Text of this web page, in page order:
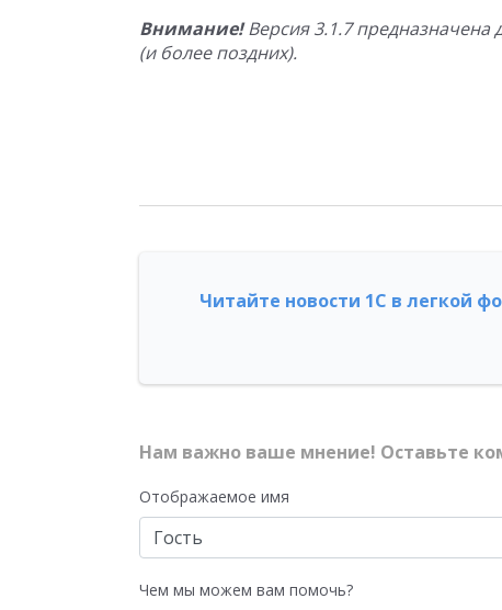
Внимание!Версия 3.1.7 предназначена
(и более поздних).
Читайте новости 1С в легкой
Нам важно ваше мнение! Оставьте
Отображаемое имя
Чем мы можем вам помочь?